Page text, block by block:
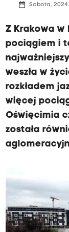
date_range Sobota,
Z Krakowa w
pociągiem i
weszła w
rozkładem
więcej
Oświęcimia
została